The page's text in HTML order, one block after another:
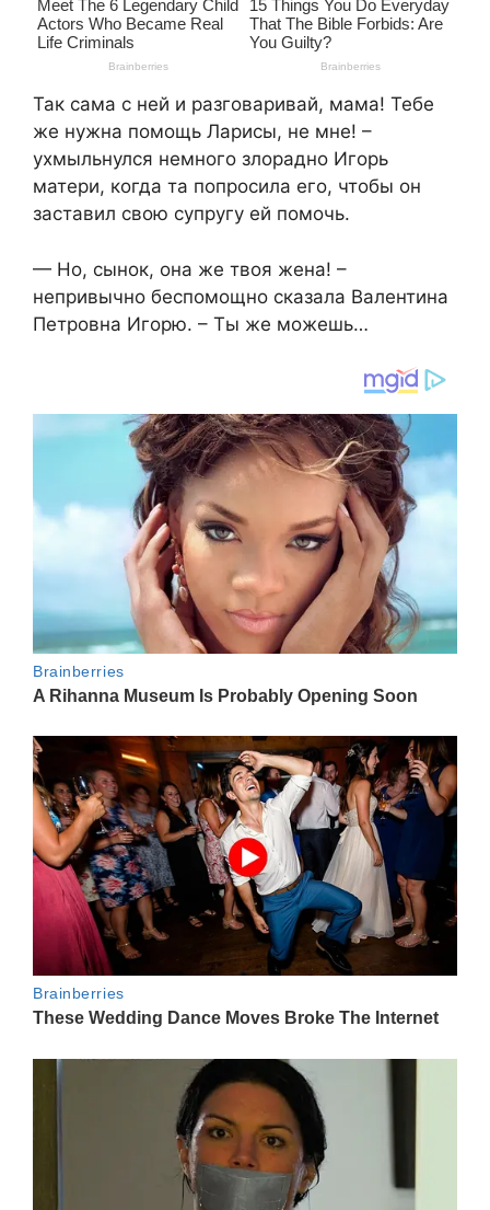
Так сама с ней и разговаривай, мама! Тебе
же нужна помощь Ларисы, не мне! –
ухмыльнулся немного злорадно Игорь
матери, когда та попросила его, чтобы он
заставил свою супругу ей помочь.
— Но, сынок, она же твоя жена! –
непривычно беспомощно сказала Валентина
Петровна Игорю. – Ты же можешь…